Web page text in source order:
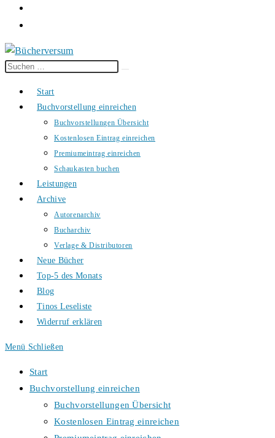
Diese
durchsuchen
Start
Buchvorstellung einreichen
Buchvorstellungen Übersicht
Kostenlosen Eintrag einreichen
Premiumeintrag einreichen
Schaukasten buchen
Leistungen
Archive
Autorenarchiv
Bucharchiv
Verlage & Distributoren
Neue Bücher
Top-5 des Monats
Blog
Tinos Leseliste
Widerruf erklären
Menü Schließen
Start
Buchvorstellung einreichen
Buchvorstellungen Übersicht
Kostenlosen Eintrag einreichen